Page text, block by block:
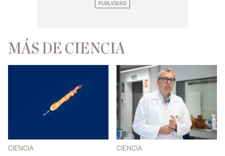
MÁS DE CIENCIA
CIENCIA CIENCIA